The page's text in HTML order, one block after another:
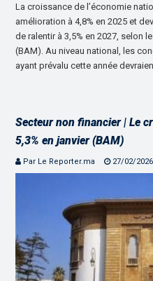
La croissance de l’économie
amélioration à 4,8% en 2025 et
de ralentir à 3,5% en 2027, selon
(BAM). Au niveau national, les
ayant prévalu cette année
Secteur non financier | Le
5,3% en janvier (BAM)
Par Le Reporter.ma 27/02/2026